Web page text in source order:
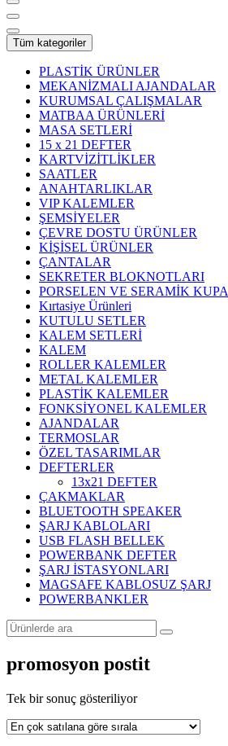
Tüm kategoriler
PLASTİK ÜRÜNLER
MEKANİZMALI AJANDALAR
KURUMSAL ÇALIŞMALAR
MATBAA ÜRÜNLERİ
MASA SETLERİ
15 x 21 DEFTER
KARTVİZİTLİKLER
SAATLER
ANAHTARLIKLAR
VIP KALEMLER
ŞEMSİYELER
ÇEVRE DOSTU ÜRÜNLER
KİŞİSEL ÜRÜNLER
ÇANTALAR
SEKRETER BLOKNOTLARI
PORSELEN VE SERAMİK KUPA
Kırtasiye Ürünleri
KUTULU SETLER
KALEM SETLERİ
KALEM
ROLLER KALEMLER
METAL KALEMLER
PLASTİK KALEMLER
FONKSİYONEL KALEMLER
AJANDALAR
TERMOSLAR
ÖZEL TASARIMLAR
DEFTERLER
13x21 DEFTER
ÇAKMAKLAR
BLUETOOTH SPEAKER
ŞARJ KABLOLARI
USB FLASH BELLEK
POWERBANK DEFTER
ŞARJ İSTASYONLARI
MAGSAFE KABLOSUZ ŞARJ
POWERBANKLER
promosyon postit
Tek bir sonuç gösteriliyor